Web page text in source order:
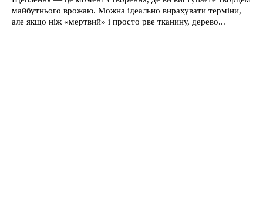
майбутнього врожаю. Можна ідеально вирахувати терміни,
але якщо ніж «мертвий» і просто рве тканину, дерево...